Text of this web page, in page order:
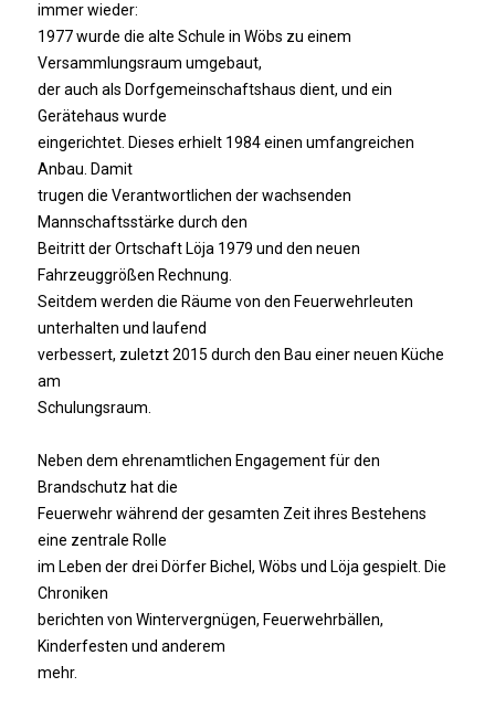
immer wieder:
1977 wurde die alte Schule in Wöbs zu einem
Versammlungsraum umgebaut,
der auch als Dorfgemeinschaftshaus dient, und ein
Gerätehaus wurde
eingerichtet. Dieses erhielt 1984 einen umfangreichen
Anbau. Damit
trugen die Verantwortlichen der wachsenden
Mannschaftsstärke durch den
Beitritt der Ortschaft Löja 1979 und den neuen
Fahrzeuggrößen Rechnung.
Seitdem werden die Räume von den Feuerwehrleuten
unterhalten und laufend
verbessert, zuletzt 2015 durch den Bau einer neuen Küche
am
Schulungsraum.
Neben dem ehrenamtlichen Engagement für den
Brandschutz hat die
Feuerwehr während der gesamten Zeit ihres Bestehens
eine zentrale Rolle
im Leben der drei Dörfer Bichel, Wöbs und Löja gespielt. Die
Chroniken
berichten von Wintervergnügen, Feuerwehrbällen,
Kinderfesten und anderem
mehr.